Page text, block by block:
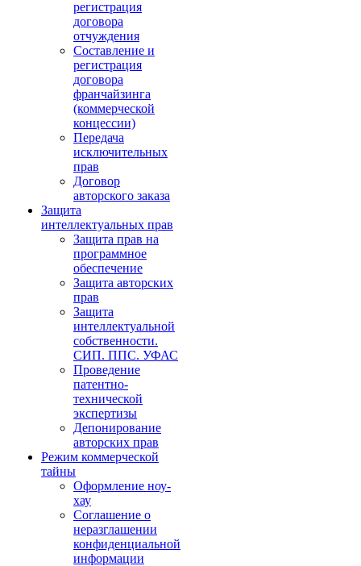
регистрация
договора
отчуждения
Составление и
регистрация
договора
франчайзинга
(коммерческой
концессии)
Передача
исключительных
прав
Договор
авторского заказа
Защита
интеллектуальных прав
Защита прав на
программное
обеспечение
Защита авторских
прав
Защита
интеллектуальной
собственности.
СИП. ППС. УФАС
Проведение
патентно-
технической
экспертизы
Депонирование
авторских прав
Режим коммерческой
тайны
Оформление ноу-
хау
Соглашение о
неразглашении
конфиденциальной
информации